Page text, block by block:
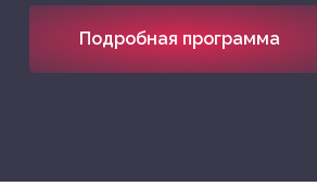
Подробная программа